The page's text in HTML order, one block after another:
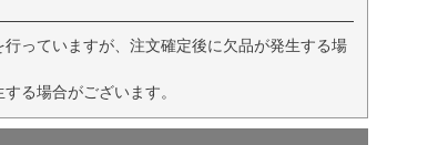
っていますが、注文確定後に欠品が発生する場
る場合がございます。